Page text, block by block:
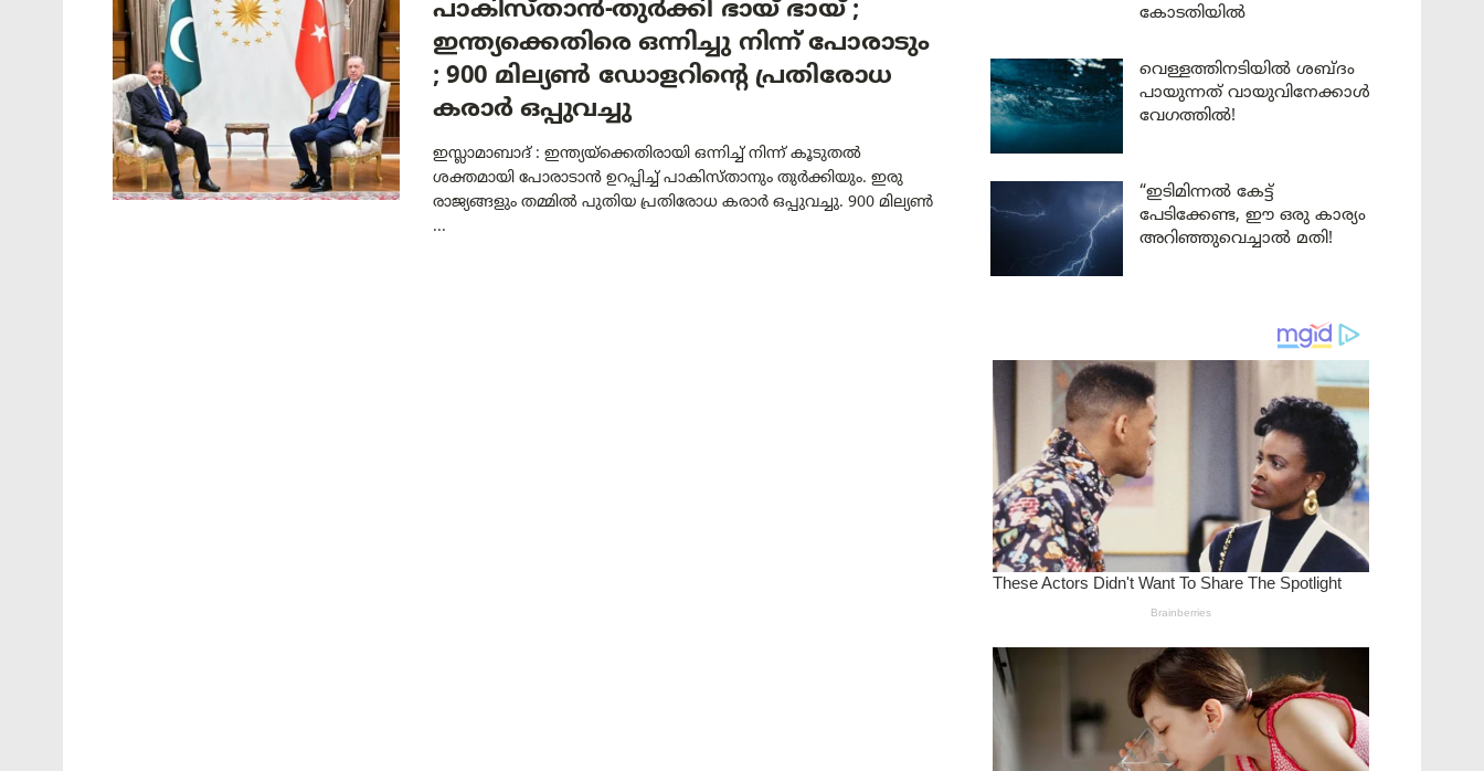
പാകിസ്താൻ-തുർക്കി ഭായ് ഭായ് ;
ഇന്ത്യക്കെതിരെ ഒന്നിച്ചു നിന്ന് പോരാടും
; 900 മില്യൺ ഡോളറിന്റെ പ്രതിരോധ
കരാർ ഒപ്പുവച്ചു
ഇസ്ലാമാബാദ് : ഇന്ത്യയ്ക്കെതിരായി ഒന്നിച്ച് നിന്ന് കൂടുതൽ
ശക്തമായി പോരാടാൻ ഉറപ്പിച്ച് പാകിസ്താനും തുർക്കിയും. ഇരു
രാജ്യങ്ങളും തമ്മിൽ പുതിയ പ്രതിരോധ കരാർ ഒപ്പുവച്ചു. 900 മില്യൺ
...
കോടതിയിൽ
വെള്ളത്തിനടിയിൽ ശബ്ദം
പായുന്നത് വായുവിനേക്കാൾ
വേഗത്തിൽ!
“ഇടിമിന്നൽ കേട്ട്
പേടിക്കേണ്ട, ഈ ഒരു കാര്യം
അറിഞ്ഞുവെച്ചാൽ മതി!